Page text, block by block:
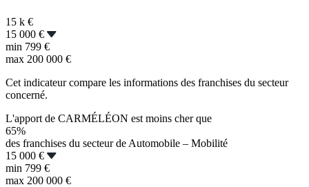
15 k €
15 000 €
min 799 €
max 200 000 €
Cet indicateur compare les informations des franchises du secteur
concerné.
L'apport de CARMÉLÉON est moins cher que
65%
des franchises du secteur de Automobile – Mobilité
15 000 €
min 799 €
max 200 000 €